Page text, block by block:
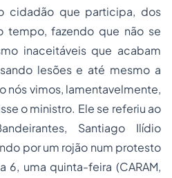
cidadão que participa, dos
tempo, fazendo que não se
inaceitáveis que acabam
lesões e até mesmo a
nós vimos, lamentavelmente,
o ministro. Ele se referiu ao
Santiago Ilídio
por um rojão num protesto
6, uma quinta-feira (CARAM,